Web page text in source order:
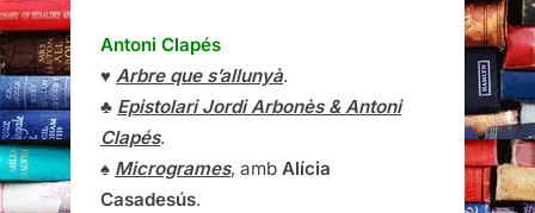
Antoni Clapés
♥ Arbre que s’allunyà.
♣ Epistolari Jordi Arbonès & Antoni
Clapés.
♠ Microgrames, amb Alícia
Casadesús.